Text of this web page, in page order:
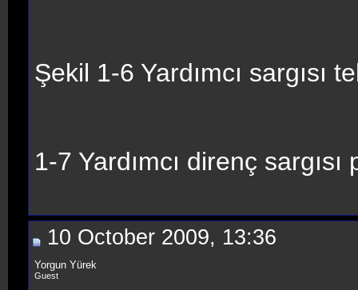
Şekil 1-6 Yardımcı sargısı
1-7 Yardımcı direnç
10 October 2009, 13:36
Yorgun Yürek
Guest